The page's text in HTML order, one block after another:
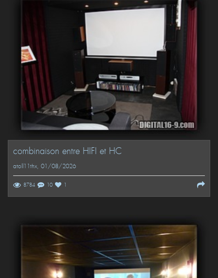
combinaison entre HIFI et HC
atoll11thx, 01/08/2026
8784 10 1